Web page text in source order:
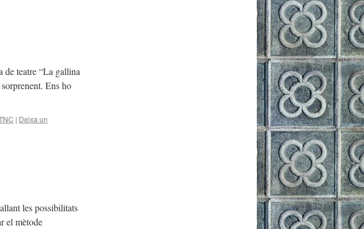
de teatre “La gallina
Ens ho
| Deixa un
les possibilitats
el mètode